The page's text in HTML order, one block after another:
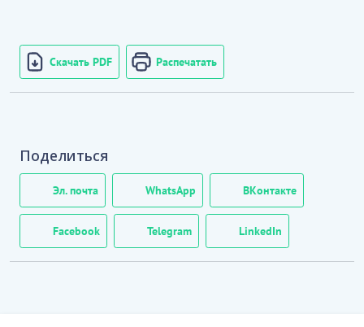
Скачать PDF Распечатать
Поделиться
Эл. почта WhatsApp ВКонтакте
Facebook Telegram LinkedIn